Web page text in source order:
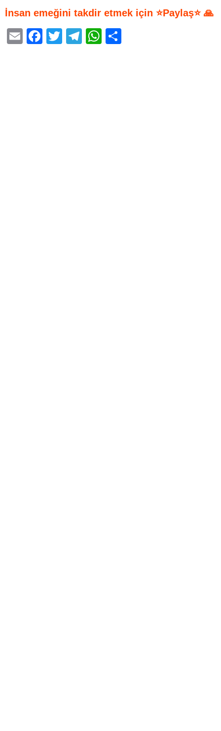
İnsan emeğini takdir etmek için ⭐Paylaş⭐ 🙏
E
F
T
T
W